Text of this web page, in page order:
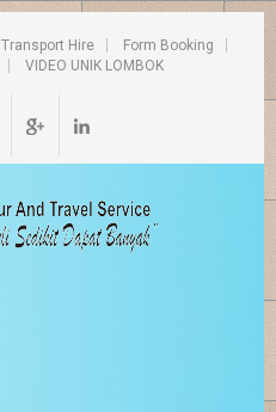
Transport Hire
Form Booking
VIDEO UNIK LOMBOK